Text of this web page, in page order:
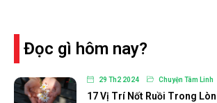
Đọc gì hôm nay?
29 Th2 2024 Chuyện Tâm Linh
17 Vị Trí Nốt Ruồi Trong